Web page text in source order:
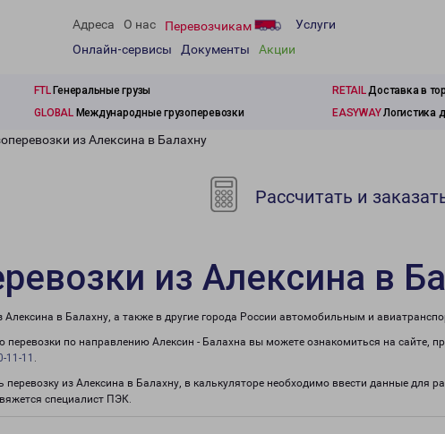
Адреса О нас Перевозчикам
Услуги
Онлайн-сервисы
Документы Акции
FTLГенеральные грузы RETAILДоставка в
GLOBALМеждународные грузоперевозки EASYWAYЛогистика
из Алексина в Балахну
Рассчитать и
из Алексина в
Алексина в Балахну, а также в другие города России автомобильным и
по направлению Алексин - Балахна вы можете ознакомиться на сайте,
11-11 .
перевозку из Алексина в Балахну, в калькуляторе необходимо ввести данные для
специалист ПЭК.